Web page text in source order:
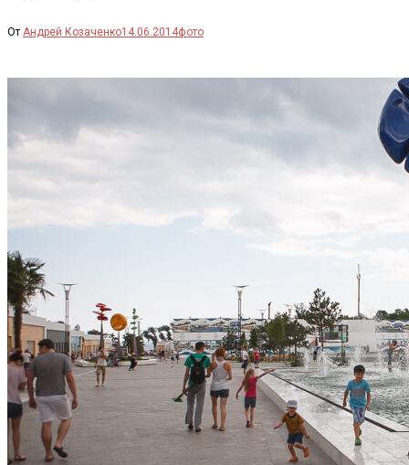
От Андрей Козаченко14.06.2014фото